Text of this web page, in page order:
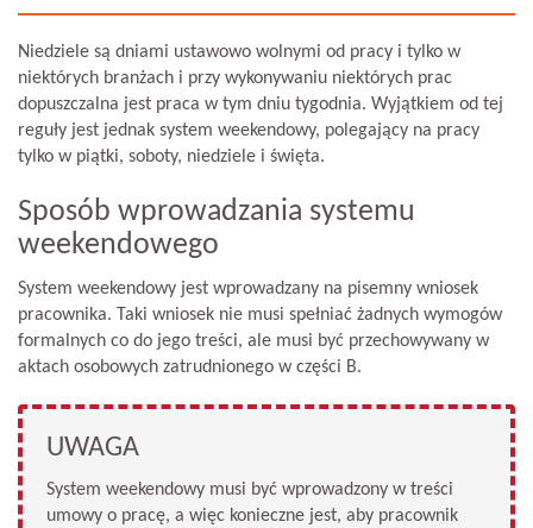
Niedziele są dniami ustawowo wolnymi od pracy i tylko w
niektórych branżach i przy wykonywaniu niektórych prac
dopuszczalna jest praca w tym dniu tygodnia. Wyjątkiem od tej
reguły jest jednak system weekendowy, polegający na pracy
tylko w piątki, soboty, niedziele i święta.
Sposób wprowadzania systemu
weekendowego
System weekendowy jest wprowadzany na pisemny wniosek
pracownika. Taki wniosek nie musi spełniać żadnych wymogów
formalnych co do jego treści, ale musi być przechowywany w
aktach osobowych zatrudnionego w części B.
UWAGA
System weekendowy musi być wprowadzony w treści
umowy o pracę, a więc konieczne jest, aby pracownik